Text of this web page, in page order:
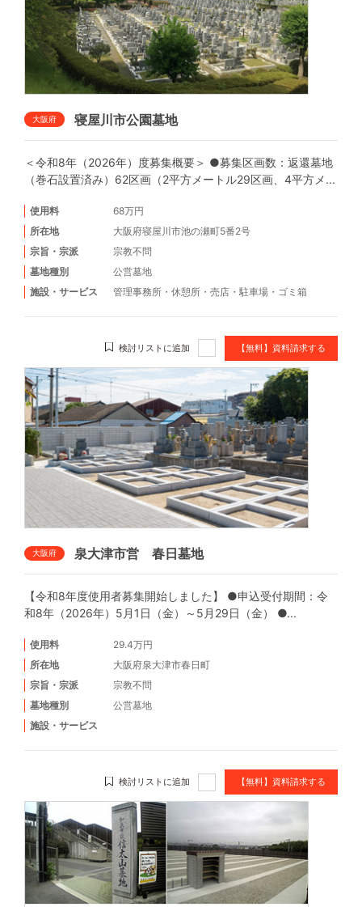
大阪府 寝屋川市公園墓地
＜令和8年（2026年）度募集概要＞ ●募集区画数：返還墓地
（巻石設置済み）62区画（2平方メートル29区画、4平方メ...
使用料
68万円
所在地
大阪府寝屋川市池の瀬町5番2号
宗旨・宗派
宗教不問
墓地種別
公営墓地
施設・サービス
管理事務所 ・ 休憩所 ・ 売店 ・ 駐車場 ・ ゴミ箱
検討リストに追加 【無料】資料請求する
大阪府 泉大津市営 春日墓地
【令和8年度使用者募集開始しました】 ●申込受付期間：令
和8年（2026年）5月1日（金）～5月29日（金） ●...
使用料
29.4万円
所在地
大阪府泉大津市春日町
宗旨・宗派
宗教不問
墓地種別
公営墓地
施設・サービス
検討リストに追加 【無料】資料請求する